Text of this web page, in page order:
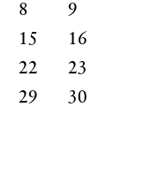
8
9
15
16
22
23
29
30